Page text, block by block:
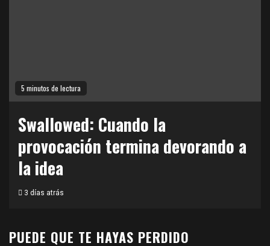
5 minutos de lectura
Swallowed: Cuando la
provocación termina devorando a
la idea
3 días atrás
PUEDE QUE TE HAYAS PERDIDO